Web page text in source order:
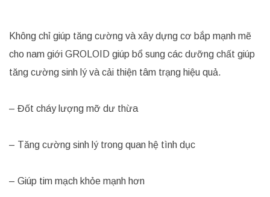
Không chỉ giúp tăng cường và xây dựng cơ bắp mạnh mẽ
cho nam giới GROLOID giúp bổ sung các dưỡng chất giúp
tăng cường sinh lý và cải thiện tâm trạng hiệu quả.
– Đốt cháy lượng mỡ dư thừa
– Tăng cường sinh lý trong quan hệ tình dục
– Giúp tim mạch khỏe mạnh hơn